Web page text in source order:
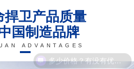
捍卫产品质量
国制造品牌
ADVANTAGES